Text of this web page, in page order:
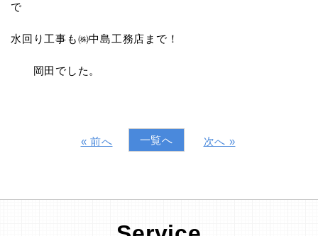
で
水回り工事も㈱中島工務店まで！
岡田でした。
« 前へ 一覧へ 次へ »